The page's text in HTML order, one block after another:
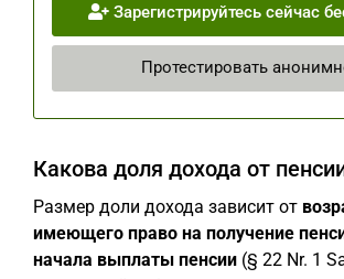
Зарегистрируйтесь сейчас
Протестировать
Какова доля дохода от
Размер доли дохода зависит от
имеющего право на получение
начала выплаты пенсии (§ 22 Nr. 1